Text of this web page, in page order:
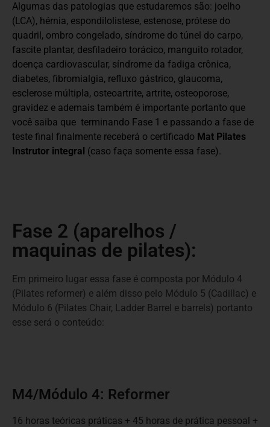
Algumas das patologias que estudaremos são: joelho
(LCA), hérnia, espondilolistese, estenose, prótese do
quadril, ombro congelado, síndrome do túnel do carpo,
fascite plantar, desfiladeiro torácico, manguito rotador,
doença cardiovascular, síndrome da fadiga crônica,
diabetes, fibromialgia, refluxo gástrico, glaucoma,
esclerose múltipla, osteoartrite, artrite, osteoporose,
gravidez e ademais também é importante portanto que
você saiba que terminando Fase 1 e passando a fase de
teste final finalmente receberá o certificado Mat Pilates
Instrutor integral (caso faça somente essa fase).
Fase 2 (aparelhos /
maquinas de pilates):
Em primeiro lugar essa fase é composta por Módulo 4
(Pilates reformer) e além disso pelo Módulo 5 (Cadillac) e
Módulo 6 (Pilates Chair, Ladder Barrel e barrels) portanto
esse será o conteúdo:
M4/Módulo 4: Reformer
16 horas teóricas práticas + 45 horas de prática pessoal +